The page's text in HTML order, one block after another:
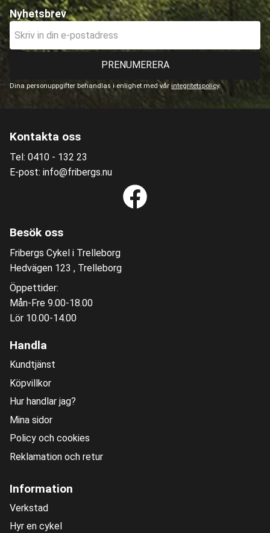
Nyhetsbrev
PRENUMERERA
Dina personuppgifter behandlas i enlighet med vår integritetspolicy.
Kontakta oss
Tel: 0410 - 132 23
E-post: info@fribergs.nu
Besök oss
Fribergs Cykel i Trelleborg
Hedvägen 123 , Trelleborg
Öppettider:
Mån-Fre 9.00-18.00
Lör 10.00-14.00
Handla
Kundtjänst
Köpvillkor
Hur handlar jag?
Mina sidor
Policy och cookies
Reklamation och retur
Information
Verkstad
Hyr en cykel